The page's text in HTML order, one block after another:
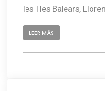
les Illes Balears,
LEER MÁS